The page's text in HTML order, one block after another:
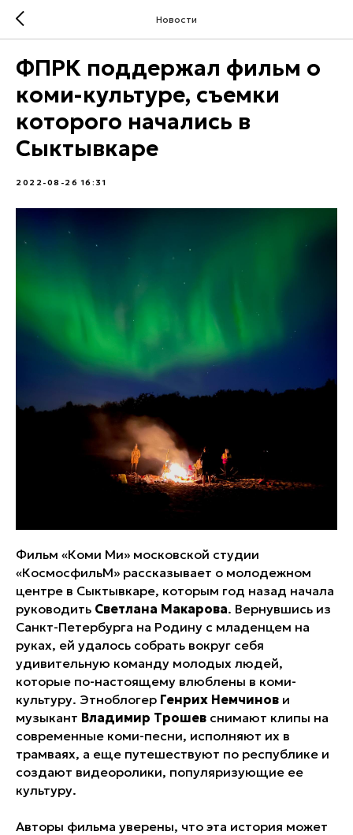
Новости
ФПРК поддержал фильм о
коми-культуре, съемки
которого начались в
Сыктывкаре
2022-08-26 16:31
Фильм «Коми Ми» московской студии
«КосмосфильМ» рассказывает о молодежном
центре в Сыктывкаре, которым год назад начала
руководить Светлана Макарова. Вернувшись из
Санкт-Петербурга на Родину с младенцем на
руках, ей удалось собрать вокруг себя
удивительную команду молодых людей,
которые по-настоящему влюблены в коми-
культуру. Этноблогер Генрих Немчинов и
музыкант Владимир Трошев снимают клипы на
современные коми-песни, исполняют их в
трамваях, а еще путешествуют по республике и
создают видеоролики, популяризующие ее
культуру.
Авторы фильма уверены, что эта история может